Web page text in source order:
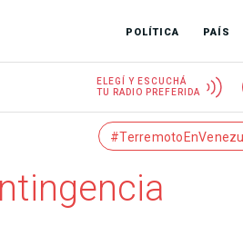
POLÍTICA PAÍS
ELEGÍ Y ESCUCHÁ
TU RADIO PREFERIDA